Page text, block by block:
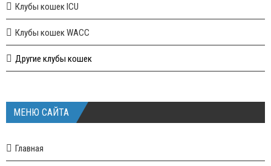
Клубы кошек ICU
Клубы кошек WACC
Другие клубы кошек
МЕНЮ САЙТА
Главная